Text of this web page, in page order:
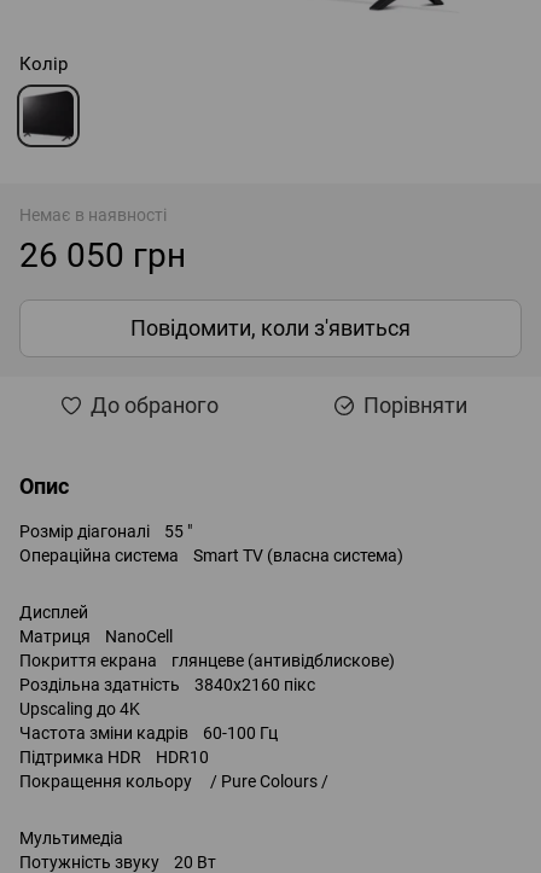
Колір
Немає в наявності
26 050 грн
Повідомити, коли з'явиться
До обраного Порівняти
Опис
Розмір діагоналі 55 "
Операційна система Smart TV (власна система)
Дисплей
Матриця NanoCell
Покриття екрана глянцеве (антивідблискове)
Роздільна здатність 3840x2160 пікс
Upscaling до 4K
Частота зміни кадрів 60-100 Гц
Підтримка HDR HDR10
Покращення кольору / Pure Colours /
Мультимедіа
Потужність звуку 20 Вт